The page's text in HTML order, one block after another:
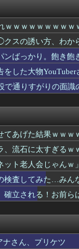
っと歩いてる男の
から喜んでる人い
億5000万円受け取
を見習ってほしいよ
いかず？スタッド
俺「いや、その…」
た男性、とんでも
れ
ぶのはマズイっす
ードへ
するならあと900
まうｗｗｗｗｗｗｗ
ホームランに海外
てみたｗｗｗｗ」
わからない・・・
ｗｗｗｗｗｗｗｗ
スの誘い方、わか
ンばっかり。飽き飽
をした大物
で通りすがりの面
てあげた結果ｗｗｗ
、流石に太すぎるｗ
ット老人会じゃん
検査してみた…みん
確立される！お前ら
ナさん、プリケツ